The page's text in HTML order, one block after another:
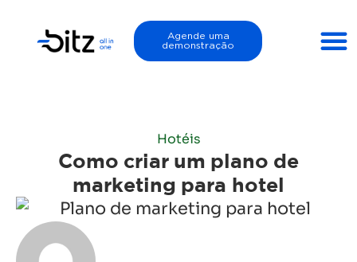
Agende uma
demonstração
Hotéis
Como criar um plano de
marketing para hotel